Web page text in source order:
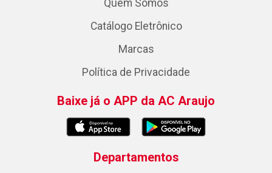
Quem Somos
Catálogo Eletrônico
Marcas
Política de Privacidade
Baixe já o APP da AC Araujo
Departamentos